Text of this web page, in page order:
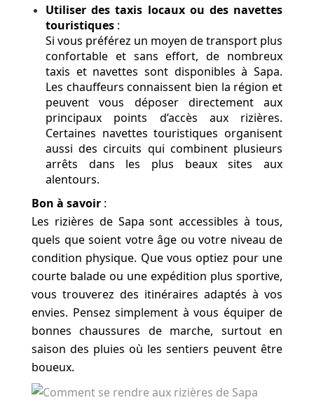
Utiliser des taxis locaux ou des navettes
touristiques :
Si vous préférez un moyen de transport plus
confortable et sans effort, de nombreux
taxis et navettes sont disponibles à Sapa.
Les chauffeurs connaissent bien la région et
peuvent vous déposer directement aux
principaux points d’accès aux rizières.
Certaines navettes touristiques organisent
aussi des circuits qui combinent plusieurs
arrêts dans les plus beaux sites aux
alentours.
Bon à savoir :
Les rizières de Sapa sont accessibles à tous,
quels que soient votre âge ou votre niveau de
condition physique. Que vous optiez pour une
courte balade ou une expédition plus sportive,
vous trouverez des itinéraires adaptés à vos
envies. Pensez simplement à vous équiper de
bonnes chaussures de marche, surtout en
saison des pluies où les sentiers peuvent être
boueux.